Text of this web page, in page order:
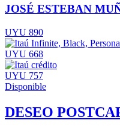
JOSÉ ESTEBAN
UYU 890
UYU 668
UYU 757
Disponible
DESEO